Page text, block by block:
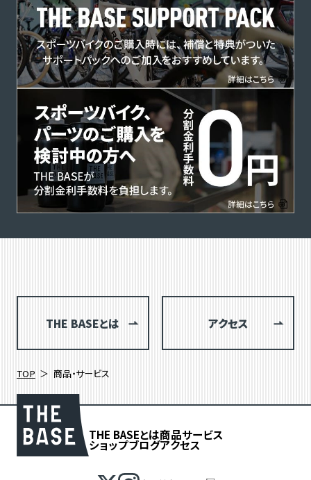
THE BASEとは アクセス
TOP 商品・サービス
THE BASEとは商品サービス
ショップブログアクセス